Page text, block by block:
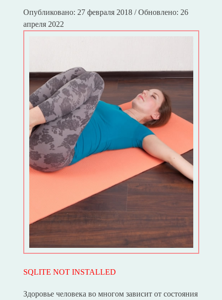
Опубликовано: 27 февраля 2018 / Обновлено: 26
апреля 2022
SQLITE NOT INSTALLED
Здоровье человека во многом зависит от состояния